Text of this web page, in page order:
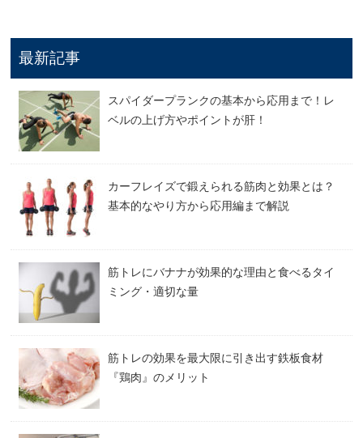
最新記事
スパイダープランクの基本から応用まで！レ
ベルの上げ方やポイントが肝！
カーフレイズで鍛えられる筋肉と効果とは？
基本的なやり方から応用編まで解説
筋トレにバナナが効果的な理由と食べるタイ
ミング・適切な量
筋トレの効果を最大限に引き出す鉄板食材
『鶏肉』のメリット